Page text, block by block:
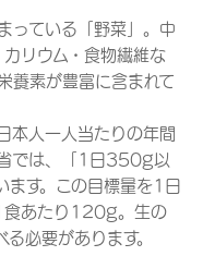
っている「野菜」。中
リウム・食物繊維な
養素が豊富に含まれて
本人一人当たりの年間
では、「1日350g以
ます。この目標量を1日
食あたり120g。生の
必要があります。